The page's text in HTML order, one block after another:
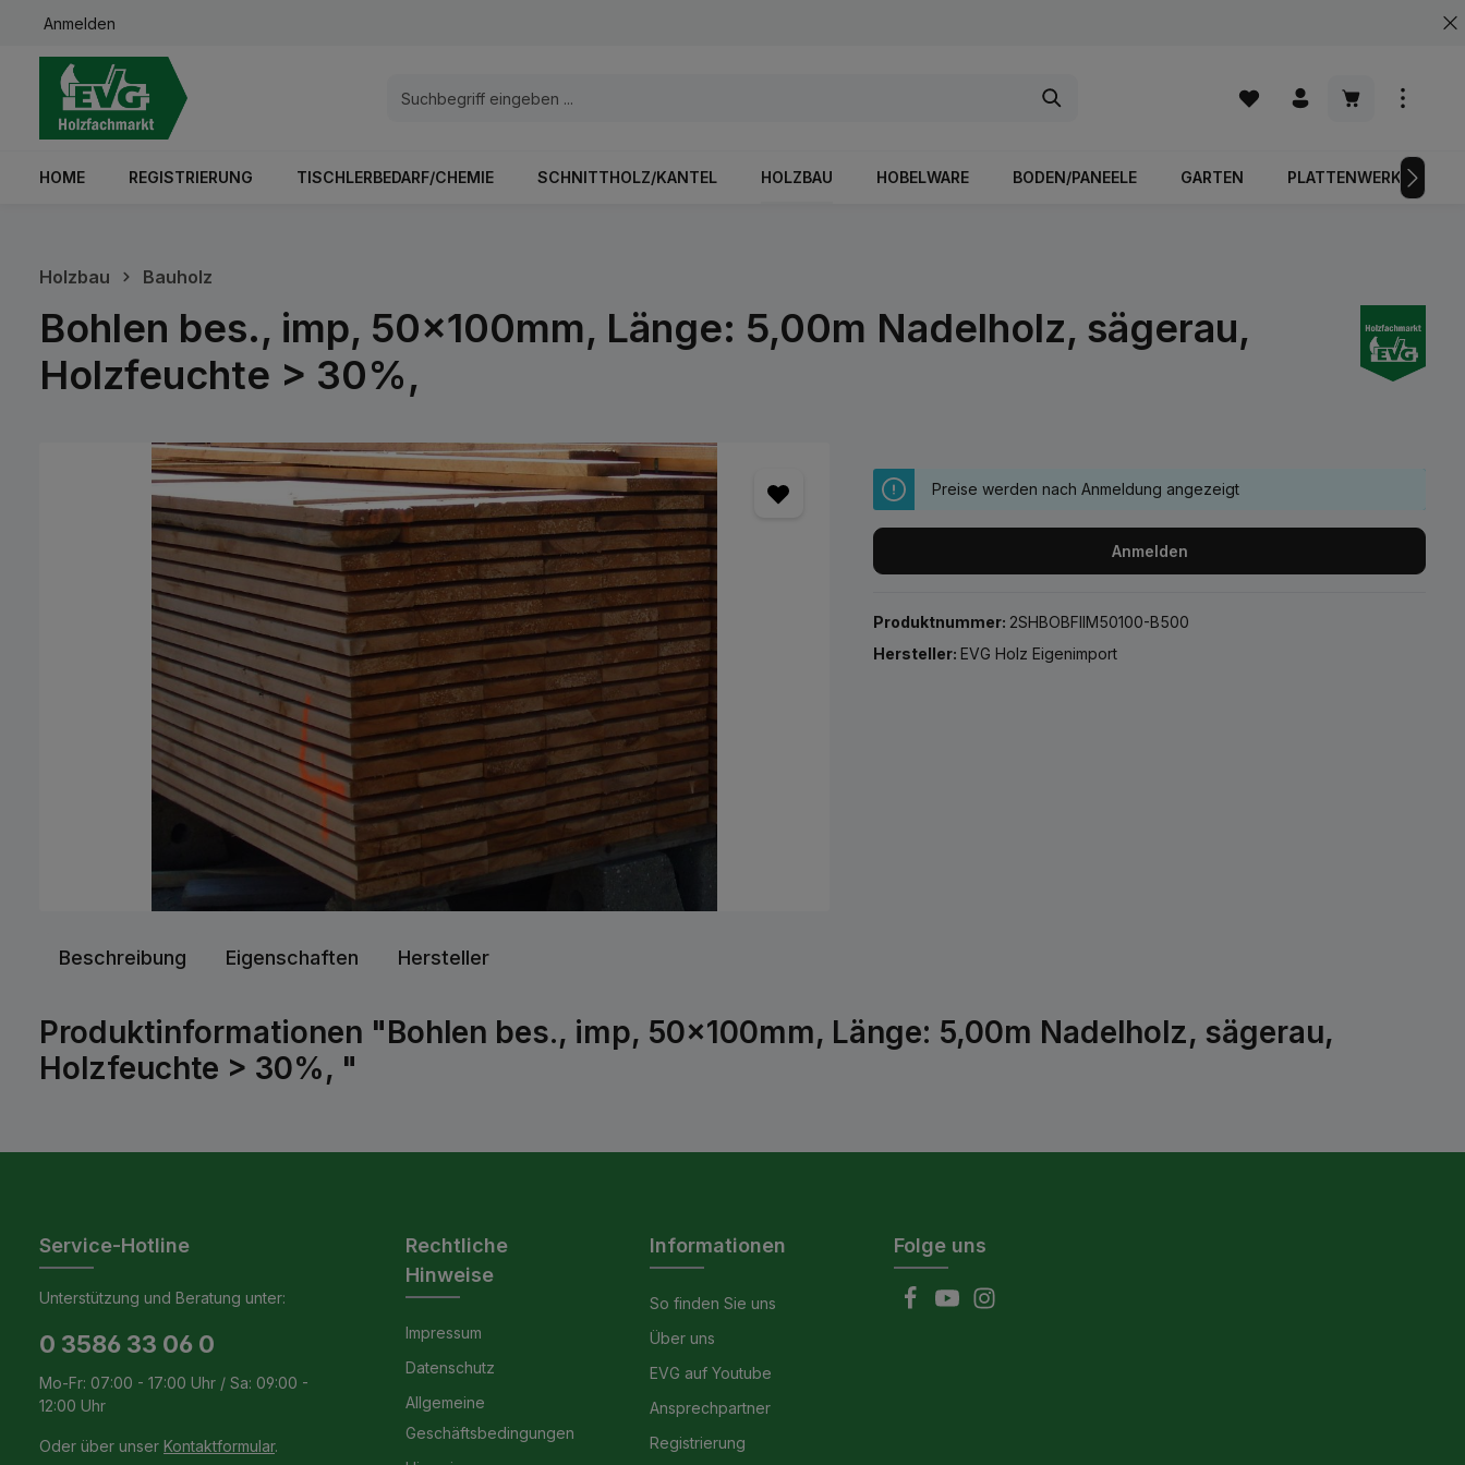
Zur Hauptnavigation springen
Anmelden
Warenkorb
HOME REGISTRIERUNG TISCHLERBEDARF/CHEMIE SCHNITTHOLZ/KANTEL HOLZBAU HOBELWARE BODEN/PANEELE GARTEN PLATTENWERKSTOFFE
Holzbau Bauholz
Bohlen bes., imp, 50x100mm, Länge: 5,00m Nadelholz, sägerau,
Holzfeuchte > 30%,
Bildergalerie überspringen
Preise werden nach Anmeldung angezeigt
Anmelden
Produktnummer: 2SHBOBFIIM50100-B500
Hersteller:EVG Holz Eigenimport
Beschreibung Eigenschaften Hersteller
Produktinformationen "Bohlen bes., imp, 50x100mm, Länge: 5,00m Nadelholz, sägerau,
Holzfeuchte > 30%, "
Service-Hotline
Unterstützung und Beratung unter:
0 3586 33 06 0
Mo-Fr: 07:00 - 17:00 Uhr / Sa: 09:00 -
12:00 Uhr
Oder über unser Kontaktformular.
Rechtliche
Hinweise
Impressum
Datenschutz
Allgemeine
Geschäftsbedingungen
Informationen
So finden Sie uns
Über uns
EVG auf Youtube
Ansprechpartner
Registrierung
Folge uns